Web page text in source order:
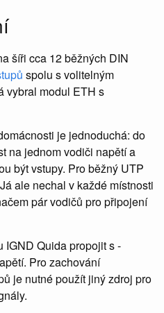
šíři cca 12 běžných DIN
spolu s volitelným
vybral modul ETH s
je jednoduchá: do
na jednom vodiči napětí a
být vstupy. Pro běžný UTP
ale nechal v každé místnosti
pár vodičů pro připojení
IGND Quida propojit s -
Pro zachování
je nutné použít jiný zdroj pro